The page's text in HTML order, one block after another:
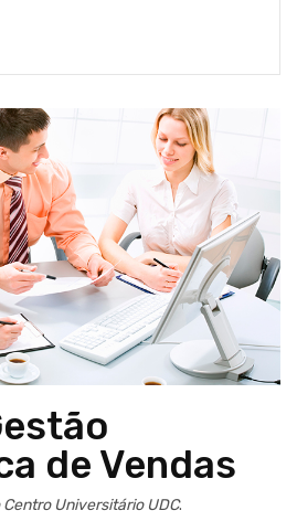
de Vendas
Universitário UDC.